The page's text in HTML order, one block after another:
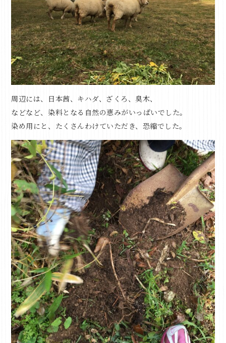
周辺には、日本茜、キハダ、ざくろ、臭木、
などなど、染料となる自然の恵みがいっぱいでした。
染め用にと、たくさんわけていただき、恐縮でした。